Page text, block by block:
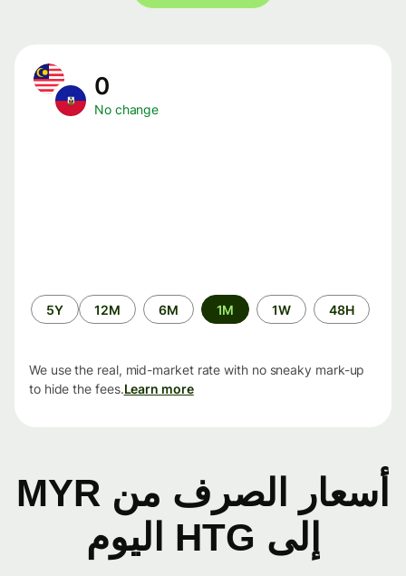
No change
الفترة
الزمنية
48H
1W
1M
6M
12M
5Y
We use the real, mid-market rate with no sneaky mark-up
to hide the fees.Learn more
أسعار الصرف من MYR
إلى HTG اليوم